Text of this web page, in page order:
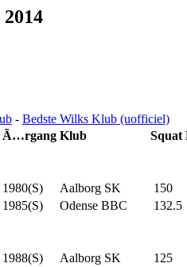
- Bedste Wilks Klub (uofficiel)
Ã…rgang Klub Squat
1980(S) Aalborg SK 150
1985(S) Odense BBC
132.5
1988(S) Aalborg SK 125